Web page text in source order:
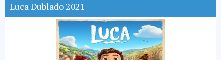
Luca Dublado 2021